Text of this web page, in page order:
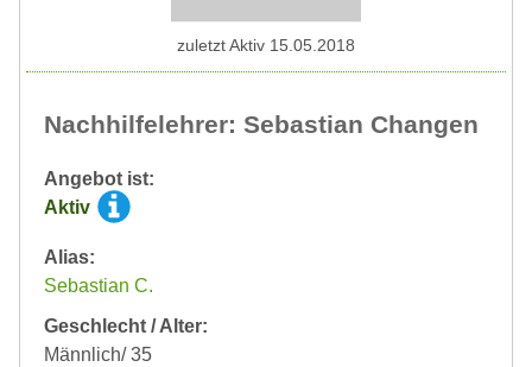
Nachhilfelehrer: Sebastian Changen
Angebot ist:
Aktiv
Alias:
Sebastian C.
Geschlecht / Alter:
Männlich/ 35
zuletzt Aktiv 15.05.2018